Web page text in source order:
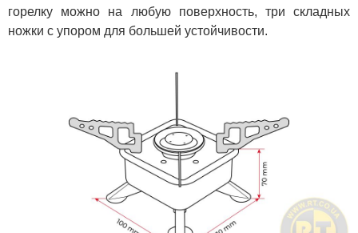
горелку можно на любую поверхность, три складных
ножки с упором для большей устойчивости.